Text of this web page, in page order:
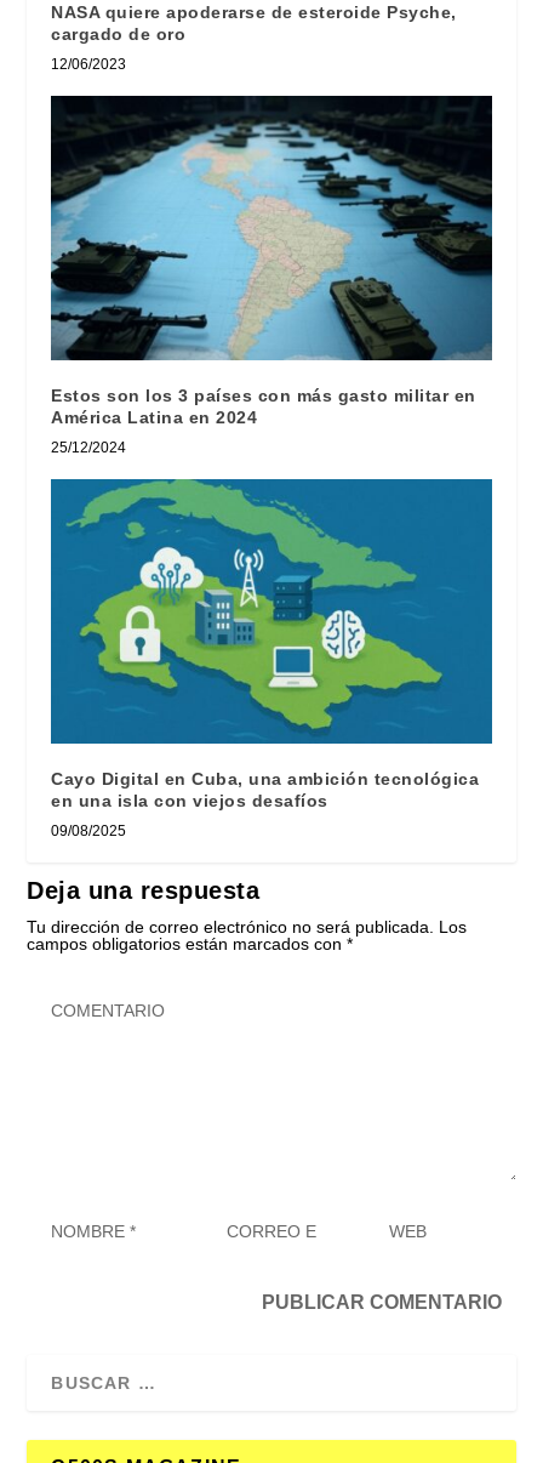
NASA quiere apoderarse de esteroide Psyche,
cargado de oro
12/06/2023
Estos son los 3 países con más gasto militar en
América Latina en 2024
25/12/2024
Cayo Digital en Cuba, una ambición tecnológica
en una isla con viejos desafíos
09/08/2025
Deja una respuesta
Tu dirección de correo electrónico no será publicada.
Los
campos obligatorios están marcados con*